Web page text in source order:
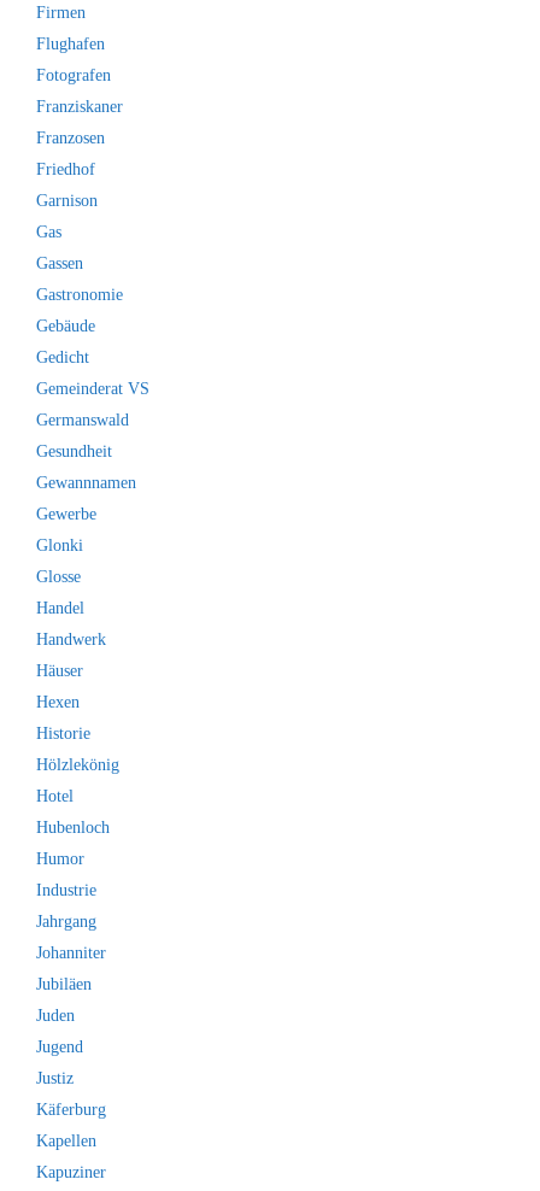
Firmen
Flughafen
Fotografen
Franziskaner
Franzosen
Friedhof
Garnison
Gas
Gassen
Gastronomie
Gebäude
Gedicht
Gemeinderat VS
Germanswald
Gesundheit
Gewannnamen
Gewerbe
Glonki
Glosse
Handel
Handwerk
Häuser
Hexen
Historie
Hölzlekönig
Hotel
Hubenloch
Humor
Industrie
Jahrgang
Johanniter
Jubiläen
Juden
Jugend
Justiz
Käferburg
Kapellen
Kapuziner